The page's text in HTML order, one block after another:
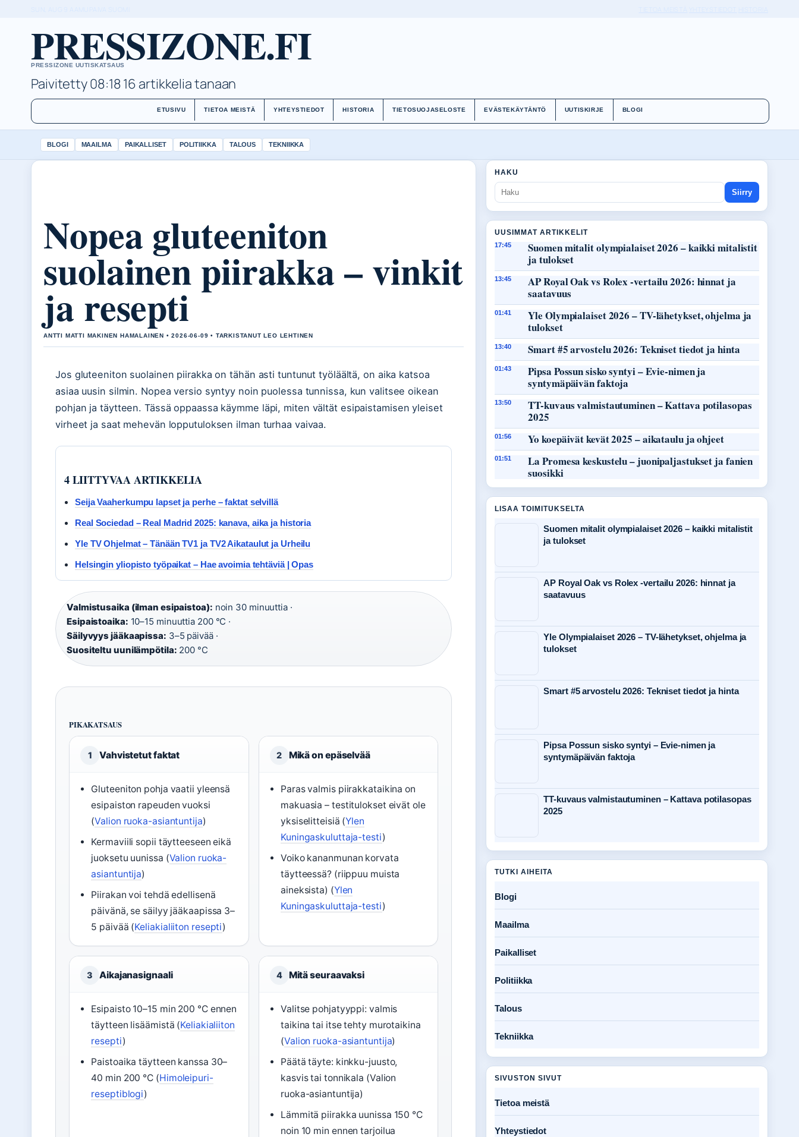
PRESSIZONE.FI
PRESSIZONE UUTISKATSAUS
Paivitetty 08:1816 artikkelia tanaan
ETUSIVU TIETOA MEISTÄ YHTEYSTIEDOT HISTORIA TIETOSUOJASELOSTE EVÄSTEKÄYTÄNTÖ UUTISKIRJE BLOGI
BLOGI MAAILMA PAIKALLISET POLITIIKKA TALOUS TEKNIIKKA
Nopea gluteeniton
suolainen piirakka – vinkit
ja resepti
ANTTI MATTI MAKINEN HAMALAINEN • 2026-06-09 • TARKISTANUT LEO LEHTINEN
Jos gluteeniton suolainen piirakka on tähän asti tuntunut työläältä, on aika katsoa
asiaa uusin silmin. Nopea versio syntyy noin puolessa tunnissa, kun valitsee oikean
pohjan ja täytteen. Tässä oppaassa käymme läpi, miten vältät esipaistamisen yleiset
virheet ja saat mehevän lopputuloksen ilman turhaa vaivaa.
4 LIITTYVAA ARTIKKELIA
Seija Vaaherkumpu lapset ja perhe – faktat selvillä
Real Sociedad – Real Madrid 2025: kanava, aika ja historia
Yle TV Ohjelmat – Tänään TV1 ja TV2 Aikataulut ja Urheilu
Helsingin yliopisto työpaikat – Hae avoimia tehtäviä | Opas
Valmistusaika (ilman esipaistoa): noin 30 minuuttia ·
Esipaistoaika: 10–15 minuuttia 200 °C ·
Säilyvyys jääkaapissa: 3–5 päivää ·
Suositeltu uunilämpötila: 200 °C
PIKAKATSAUS
1 Vahvistetut faktat
Gluteeniton pohja vaatii yleensä
esipaiston rapeuden vuoksi
(Valion ruoka-asiantuntija)
Kermaviili sopii täytteeseen eikä
juoksetu uunissa (Valion ruoka-
asiantuntija)
Piirakan voi tehdä edellisenä
päivänä, se säilyy jääkaapissa 3–
5 päivää (Keliakialiiton resepti)
2 Mikä on epäselvää
Paras valmis piirakkataikina on
makuasia – testitulokset eivät ole
yksiselitteisiä (Ylen
Kuningaskuluttaja-testi)
Voiko kananmunan korvata
täytteessä? (riippuu muista
aineksista) (Ylen
Kuningaskuluttaja-testi)
3 Aikajanasignaali
Esipaisto 10–15 min 200 °C ennen
täytteen lisäämistä (Keliakialiiton
resepti)
Paistoaika täytteen kanssa 30–
40 min 200 °C (Himoleipuri-
reseptiblogi)
4 Mitä seuraavaksi
Valitse pohjatyyppi: valmis
taikina tai itse tehty murotaikina
(Valion ruoka-asiantuntija)
Päätä täyte: kinkku-juusto,
kasvis tai tonnikala (Valion
ruoka-asiantuntija)
Lämmitä piirakka uunissa 150 °C
noin 10 min ennen tarjoilua
HAKU
Siirry
UUSIMMAT ARTIKKELIT
17:45
Suomen mitalit olympialaiset 2026 – kaikki mitalistit
ja tulokset
13:45
AP Royal Oak vs Rolex -vertailu 2026: hinnat ja
saatavuus
01:41
Yle Olympialaiset 2026 – TV-lähetykset, ohjelma ja
tulokset
13:40 Smart #5 arvostelu 2026: Tekniset tiedot ja hinta
01:43
Pipsa Possun sisko syntyi – Evie-nimen ja
syntymäpäivän faktoja
13:50
TT-kuvaus valmistautuminen – Kattava potilasopas
2025
01:56 Yo koepäivät kevät 2025 – aikataulu ja ohjeet
01:51
La Promesa keskustelu – juonipaljastukset ja fanien
suosikki
LISAA TOIMITUKSELTA
Suomen mitalit olympialaiset 2026 – kaikki mitalistit
ja tulokset
AP Royal Oak vs Rolex -vertailu 2026: hinnat ja
saatavuus
Yle Olympialaiset 2026 – TV-lähetykset, ohjelma ja
tulokset
Smart #5 arvostelu 2026: Tekniset tiedot ja hinta
Pipsa Possun sisko syntyi – Evie-nimen ja
syntymäpäivän faktoja
TT-kuvaus valmistautuminen – Kattava potilasopas
2025
TUTKI AIHEITA
Blogi
Maailma
Paikalliset
Politiikka
Talous
Tekniikka
SIVUSTON SIVUT
Tietoa meistä
Yhteystiedot